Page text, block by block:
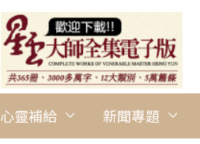
心靈補給 新聞專題